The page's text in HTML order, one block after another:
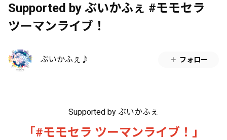
Supported by ぶいかふぇ #モモセラ
ツーマンライブ！
ぶいかふぇ♪ フォロー
Supported by ぶいかふぇ
「#モモセラ ツーマンライブ！」